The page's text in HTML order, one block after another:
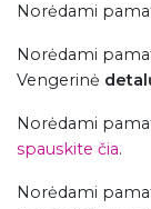
Norėdami
Norėdami
Vengerinė
Norėdami
spauskite čia.
Norėdami